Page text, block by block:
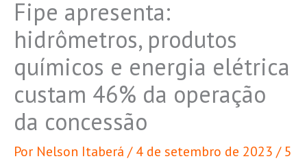
Fipe apresenta:
hidrômetros, produtos
químicos e energia elétrica
custam 46% da operação
da concessão
Por Nelson Itaberá /4 de setembro de 2023 /5